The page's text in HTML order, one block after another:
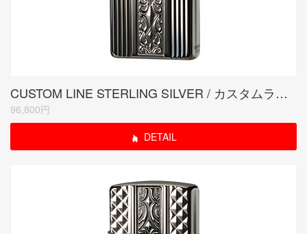
CUSTOM LINE STERLING SILVER / カスタムラインスターリングシルバー
96,800円
DETAIL